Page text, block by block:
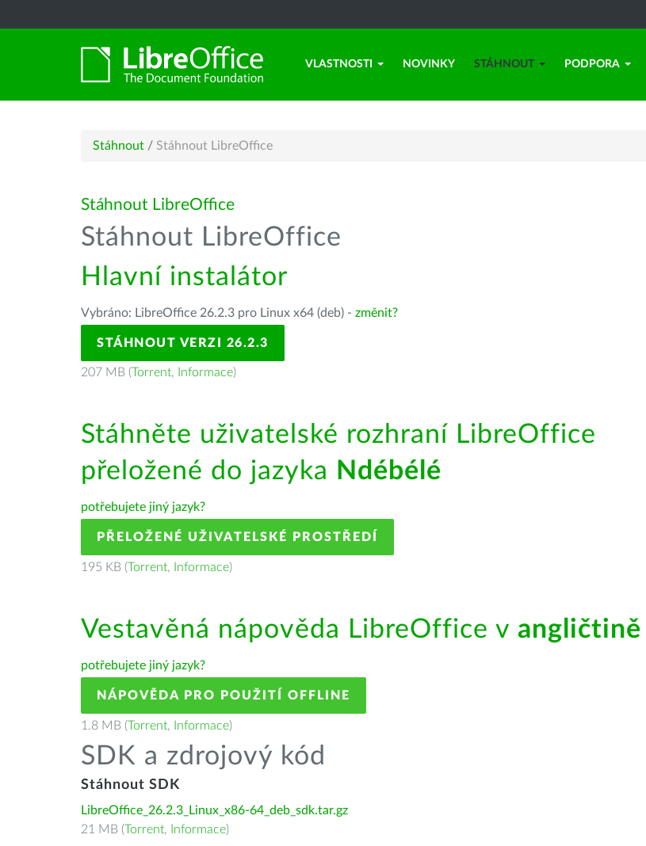
VLASTNOSTI NOVINKY STÁHNOUT PODPORA
Stáhnout / Stáhnout LibreOffice
Stáhnout LibreOffice
Stáhnout LibreOffice
Hlavní instalátor
Vybráno: LibreOffice 26.2.3 pro Linux x64 (deb) - změnit?
STÁHNOUT VERZI 26.2.3
207 MB (Torrent, Informace)
Stáhněte uživatelské rozhraní LibreOffice
přeložené do jazyka Ndébélé
potřebujete jiný jazyk?
PŘELOŽENÉ UŽIVATELSKÉ PROSTŘEDÍ
195 KB (Torrent, Informace)
Vestavěná nápověda LibreOffice v angličtině
potřebujete jiný jazyk?
NÁPOVĚDA PRO POUŽITÍ OFFLINE
1.8 MB (Torrent, Informace)
SDK a zdrojový kód
Stáhnout SDK
LibreOffice_26.2.3_Linux_x86-64_deb_sdk.tar.gz
21 MB (Torrent, Informace)